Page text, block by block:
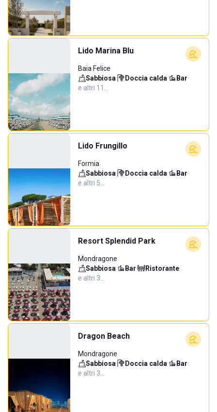
Lido Marina Blu
Baia Felice
Sabbiosa· Doccia calda· Bar·
e altri 11…
Lido Frungillo
Formia
Sabbiosa· Doccia calda· Bar·
e altri 5…
Resort Splendid Park
Mondragone
Sabbiosa· Bar· Ristorante·
e altri 3…
Dragon Beach
Mondragone
Sabbiosa· Doccia calda· Bar·
e altri 3…